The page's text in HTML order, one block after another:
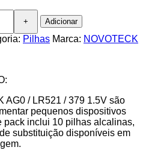
Adicionar
Pilhas Marca: NOVOTECK
AG0 / LR521 / 379 1.5V são
pequenos dispositivos
pack inclui 10 pilhas alcalinas,
substituição disponíveis em